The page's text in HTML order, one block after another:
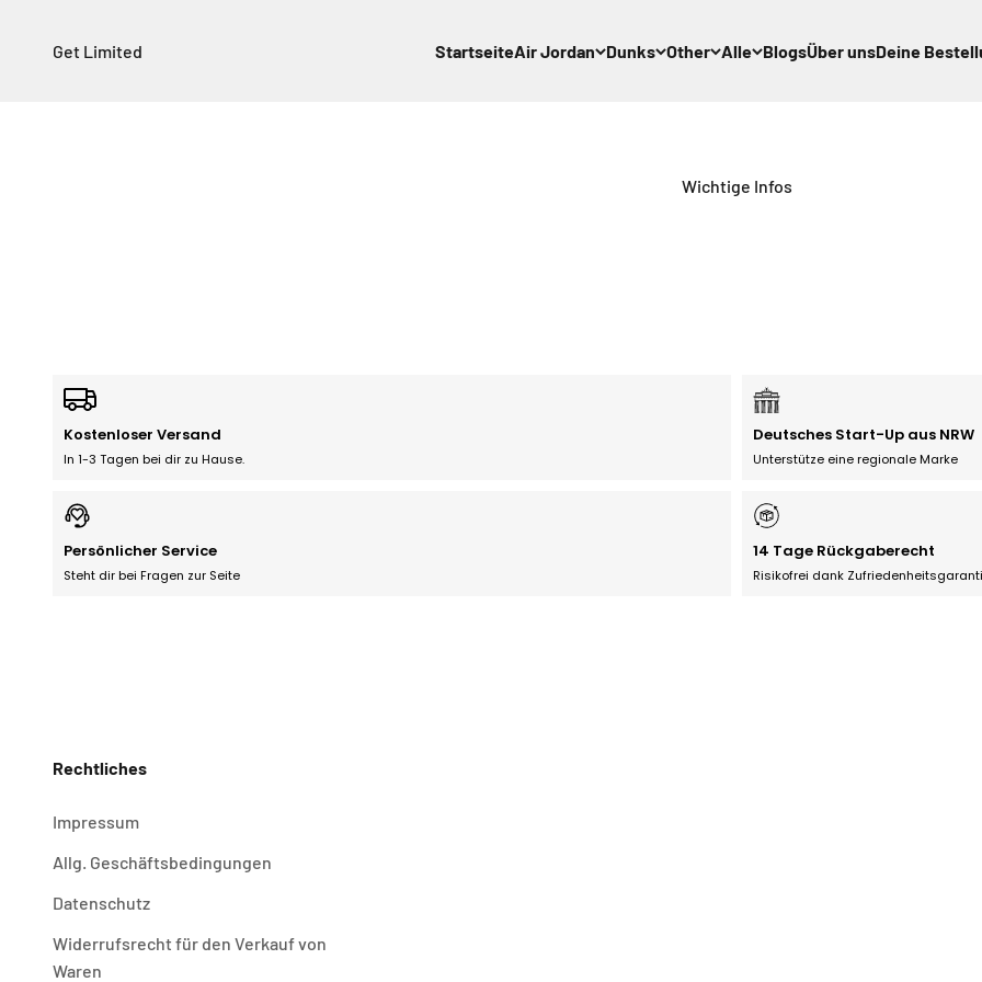
StartseiteAir Jordan Dunks Other Alle BlogsÜber unsDeine
Get Limited
Wichtige Infos
Kostenloser Versand
In 1-3 Tagen bei dir zu Hause.
Deutsches Start-Up aus NRW
Unterstütze eine regionale Marke
Persönlicher Service
Steht dir bei Fragen zur Seite
14 Tage Rückgaberecht
Risikofrei dank
Rechtliches
Impressum
Allg. Geschäftsbedingungen
Datenschutz
Widerrufsrecht für den Verkauf von
Waren